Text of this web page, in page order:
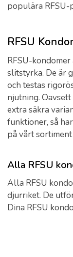
populära RFSU-
RFSU
RFSU-
slitstyrka. De är
och testas
njutning.
extra säkra
funktioner, så
på vårt
Alla RFSU
Alla RFSU
djurriket. De
Dina RFSU